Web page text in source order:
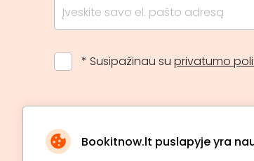
Bookitnow.lt puslapyje yra
* Susipažinau su privatumo